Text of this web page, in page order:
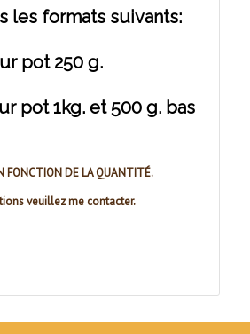
les formats suivants:
pot 250 g.
pot 1kg. et 500 g. bas
FONCTION DE LA QUANTITÉ.
veuillez me contacter.